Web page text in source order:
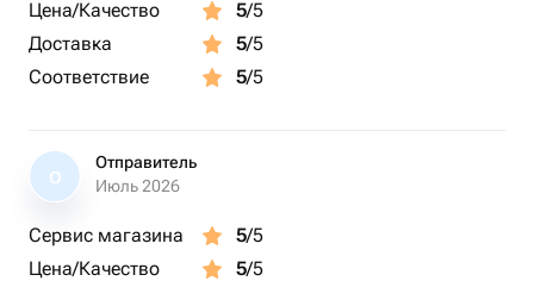
Цена/Качество 5/5
Доставка
5/5
Соответствие
5/5
О
Отправитель
Июль 2026
Сервис магазина 5/5
Цена/Качество
5/5